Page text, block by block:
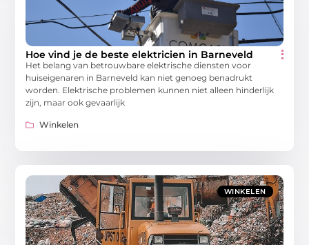
Hoe vind je de beste elektricien in Barneveld
Het belang van betrouwbare elektrische diensten voor
huiseigenaren in Barneveld kan niet genoeg benadrukt
worden. Elektrische problemen kunnen niet alleen hinderlijk
zijn, maar ook gevaarlijk
Winkelen
WINKELEN